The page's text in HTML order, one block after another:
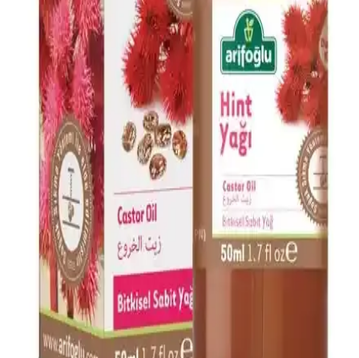
Dermokil Kil, Argan ve Bitkisel Keratan İçeren Saç
Maskesi: Doğal ve Güçlendirici Bakım Çözümü
Doğal içeriklerle formüle edilen Dermokil Kil, Argan ve Bitkisel
Keratan saç maskesi, tüm saç tiplerine uygun olup, saçlara güç,
parlaklık ve yumuşaklık sağlar, düzenli kullanımda saç sağlığını
destekler.
Afrodizyak Etkili Parfümler: Cazibenizi Artıran
Doğal ve Çekici Kokular
Afrodizyak etkili parfümler, cinsel arzuyu ve çekiciliği artırmak için
doğal bileşenler ve özel notalar içerir. Doğru seçim ve kullanım ile
kişisel cazibenizi güçlendirebilirsiniz.
Alerji Dostu ve Doğal Makyaj Ürünleri: Güvenle
Kullanabileceğiniz En İyi Seçenekler
Alerji dostu ve doğal makyaj ürünleri, hassas ciltler için güvenli,
çevre dostu ve dermatolojik testlerden geçmiş seçenekler sunar.
Doğru ürün seçimiyle güzelliğinizi koruyabilirsiniz.
Arifoğlu Hint Yağı 50ml Doğal Cilt ve Saç